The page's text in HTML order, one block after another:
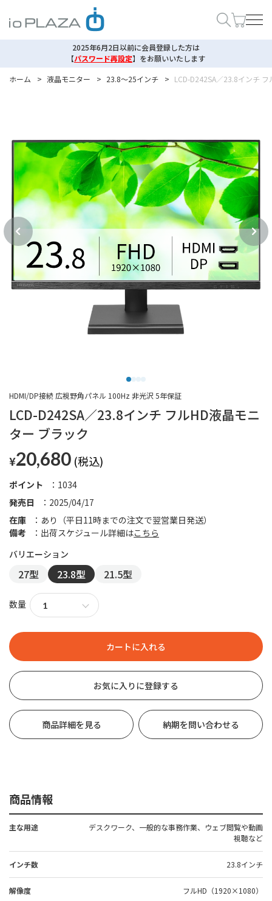
2025年6月2日以前に会員登録した方は
【パスワード再設定】 をお願いいたします
ホーム
> 液晶モニター > 23.8～25インチ > LCD-D242SA／23.8インチ
LCD-D242SA／23.8インチ フルHD液晶モニ
ター ブラック
HDMI/DP接続 広視野角パネル 100Hz 非光沢 5年保証
¥20,680
発売日 2025/04/17
ポイント 1034
在庫
あり（平日11時までの注文で翌営業日発送）
備考
出荷スケジュール詳細はこちら
27型 23.8型 21.5型
数量
お気に入りに登録する
商品詳細を見る 納期を問い合わせる
商品情報
主な用途
デスクワーク、一般的な事務作業、ウェブ閲覧や動画
視聴など
インチ数 23.8インチ
解像度 フルHD（1920×1080）